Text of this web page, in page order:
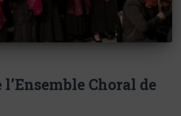
l’Ensemble Choral de